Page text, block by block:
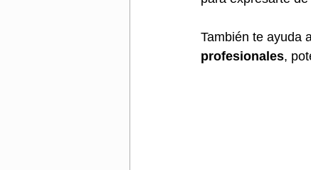
También te ayuda
profesionales,